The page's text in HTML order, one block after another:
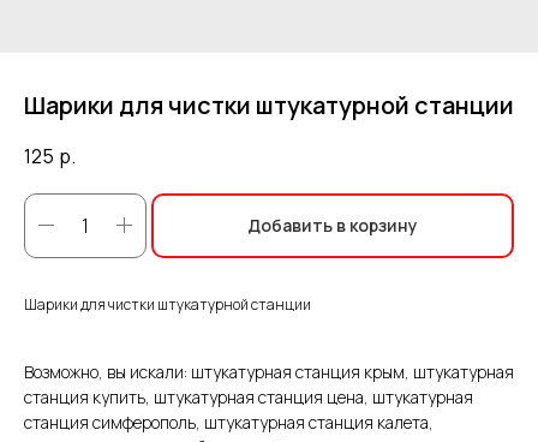
Шарики для чистки штукатурной станции
125 р.
Добавить в корзину
Шарики для чистки штукатурной станции
Возможно, вы искали: штукатурная станция крым, штукатурная
станция купить, штукатурная станция цена, штукатурная
станция симферополь, штукатурная станция калета,